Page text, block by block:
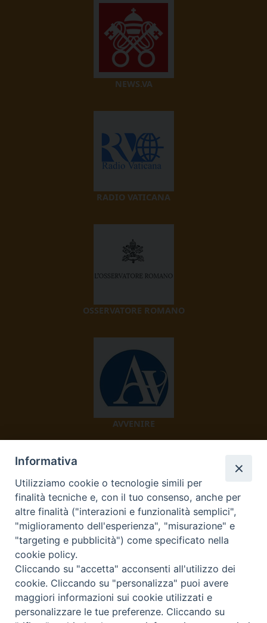
NEWS.VA
RADIO VATICANA
OSSERVATORE ROMANO
AVVENIRE
TV 2000
Diocesi di Ivrea
Informativa
Utilizziamo cookie o tecnologie simili per
finalità tecniche e, con il tuo consenso, anche per
altre finalità ("interazioni e funzionalità semplici",
"miglioramento dell'esperienza", "misurazione" e
"targeting e pubblicità") come specificato nella
cookie policy.
Cliccando su "accetta" acconsenti all'utilizzo dei
cookie. Cliccando su "personalizza" puoi avere
maggiori informazioni sui cookie utilizzati e
personalizzare le tue preferenze. Cliccando su